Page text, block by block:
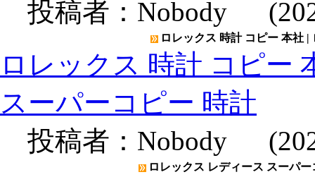
投稿者： Nobody
ロレックス 時計 コピー 本社
ロレックス 時計 コピー
スーパーコピー 時計
投稿者： Nobody
ロレックス レディース スーパ